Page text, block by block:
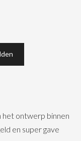
het ontwerp binnen
en super gave